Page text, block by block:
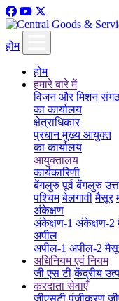
होम
होम
हमारे बारे में
विजन और मिशन
का कार्यालय
क्षेत्राधिकार
प्रधान मुख्य आयुक्त
का कार्यालय
आयुक्तालय
कार्यकारिणी
बेंगलुरु पूर्व बेंगलुरु
पश्चिम बेलगावी मैसूर
अंकेक्षण
अंकेक्षण-1 अंकेक्षण-2
अपील
अपील-1 अपील-2
अधिनियम एवं नियम
जी एस टी केंद्रीय
करदाता सेवाएँ
जीएसटी पंजीकरण